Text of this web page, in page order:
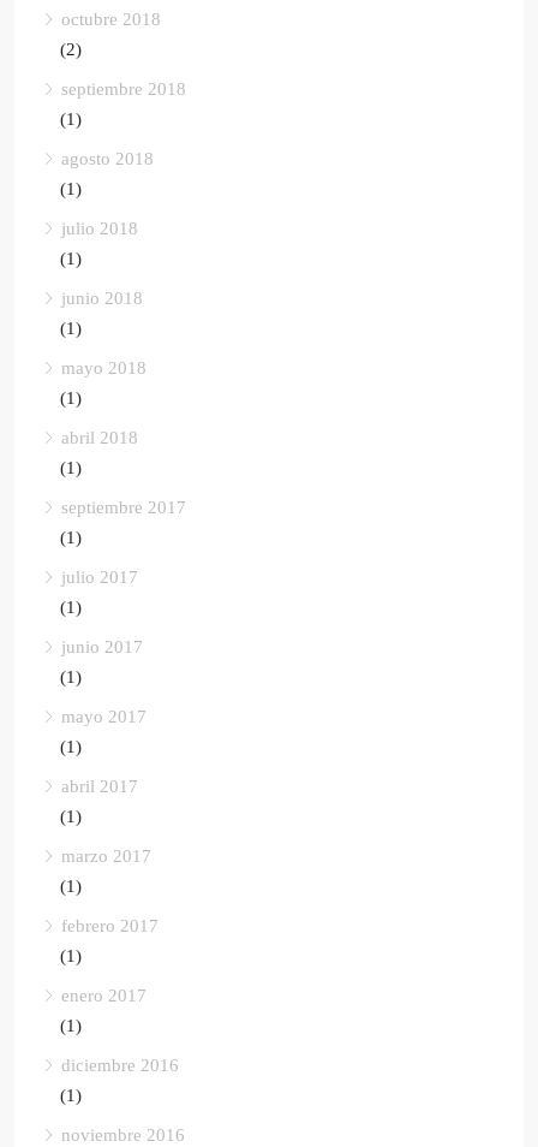
octubre 2018
(2)
septiembre 2018
(1)
agosto 2018
(1)
julio 2018
(1)
junio 2018
(1)
mayo 2018
(1)
abril 2018
(1)
septiembre 2017
(1)
julio 2017
(1)
junio 2017
(1)
mayo 2017
(1)
abril 2017
(1)
marzo 2017
(1)
febrero 2017
(1)
enero 2017
(1)
diciembre 2016
(1)
noviembre 2016